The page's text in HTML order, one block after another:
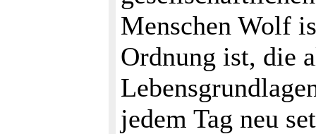
Menschen Wolf
Ordnung ist, die
jedem Tag neu